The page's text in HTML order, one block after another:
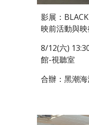
影展：
映前活動與
8/12(六)
館-視聽室
合辦：黑潮